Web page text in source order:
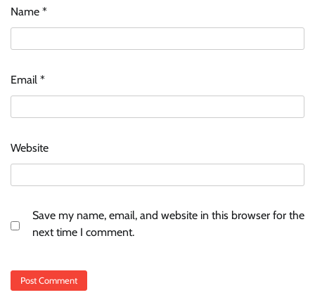
Name *
Email *
Website
Save my name, email, and website in this browser for the
next time I comment.